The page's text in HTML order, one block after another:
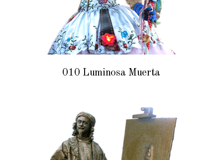
010 Luminosa Muerta